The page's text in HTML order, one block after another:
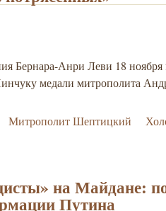
Бернара-Анри Леви 18 ноября
медали митрополита
Митрополит Шептицкий
на Майдане:
Путина